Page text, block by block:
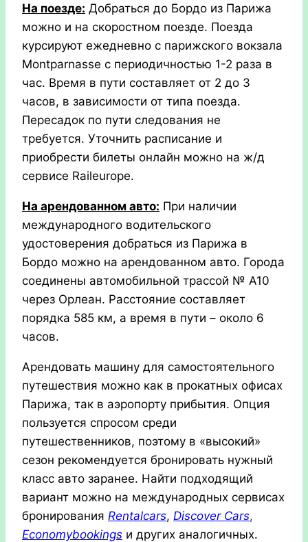
На поезде: Добраться до Бордо из Парижа
можно и на скоростном поезде. Поезда
курсируют ежедневно с парижского вокзала
Montparnasse с периодичностью 1-2 раза в
час. Время в пути составляет от 2 до 3
часов, в зависимости от типа поезда.
Пересадок по пути следования не
требуется. Уточнить расписание и
приобрести билеты онлайн можно на ж/д
сервисе Raileurope.
На арендованном авто: При наличии
международного водительского
удостоверения добраться из Парижа в
Бордо можно на арендованном авто. Города
соединены автомобильной трассой № А10
через Орлеан. Расстояние составляет
порядка 585 км, а время в пути – около 6
часов.
Арендовать машину для самостоятельного
путешествия можно как в прокатных офисах
Парижа, так в аэропорту прибытия. Опция
пользуется спросом среди
путешественников, поэтому в «высокий»
сезон рекомендуется бронировать нужный
класс авто заранее. Найти подходящий
вариант можно на международных сервисах
бронирования Rentalcars, Discover Cars,
Economybookings и других аналогичных.